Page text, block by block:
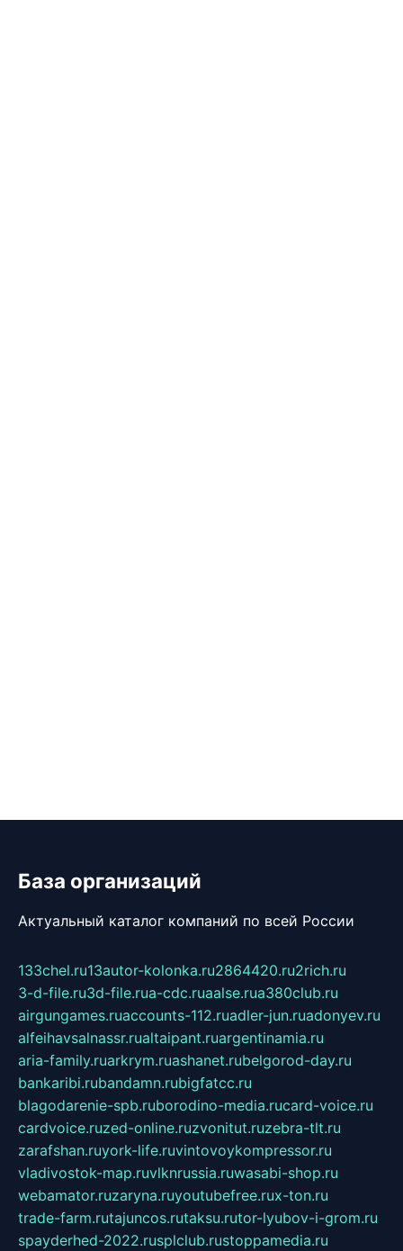
База организаций
Актуальный каталог компаний по всей России
133chel.ru13autor-kolonka.ru2864420.ru2rich.ru
3-d-file.ru3d-file.rua-cdc.ruaalse.rua380club.ru
airgungames.ruaccounts-112.ruadler-jun.ruadonyev.ru
alfeihavsalnassr.rualtaipant.ruargentinamia.ru
aria-family.ruarkrym.ruashanet.rubelgorod-day.ru
bankaribi.rubandamn.rubigfatcc.ru
blagodarenie-spb.ruborodino-media.rucard-voice.ru
cardvoice.ruzed-online.ruzvonitut.ruzebra-tlt.ru
zarafshan.ruyork-life.ruvintovoykompressor.ru
vladivostok-map.ruvlknrussia.ruwasabi-shop.ru
webamator.ruzaryna.ruyoutubefree.rux-ton.ru
trade-farm.rutajuncos.rutaksu.rutor-lyubov-i-grom.ru
spayderhed-2022.rusplclub.rustoppamedia.ru